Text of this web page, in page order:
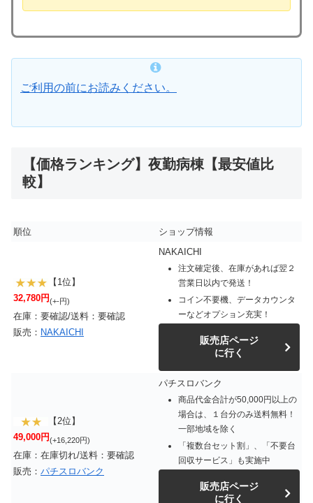
ご利用の前にお読みください。
【価格ランキング】夜勤病棟【最安値比
較】
順位 ショップ情報
【1位】
32,780円(+-円)
在庫：要確認/送料：要確認
販売： NAKAICHI
NAKAICHI
注文確定後、在庫があれば翌２
営業日以内で発送！
コイン不要機、データカウンタ
ーなどオプション充実！
販売店ページ
に行く
【2位】
49,000円(+16,220円)
在庫：在庫切れ/送料：要確認
販売： パチスロバンク
パチスロバンク
商品代金合計が50,000円以上の
場合は、１台分のみ送料無料！
一部地域を除く
「複数台セット割」、「不要台
回収サービス」も実施中
販売店ページ
に行く